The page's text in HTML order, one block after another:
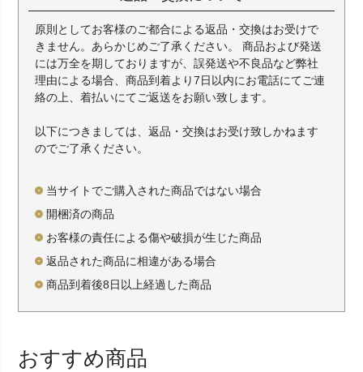
原則としてお客様のご都合による返品・交換はお受けで
きません。あらかじめご了承ください。 商品および発送
には万全を期しておりますが、誤発送や不良品など弊社
理由による場合、商品到着より7日以内にお電話にてご連
絡の上、着払いにてご返送をお願い致します。
以下につきましては、返品・交換はお受け致しかねます
のでご了承ください。
当サイトでご購入された商品ではない場合
開梱済の商品
お客様の責任による傷や破損が生じた商品
返品された商品に相違がある場合
商品到着後8日以上経過した商品
おすすめ商品